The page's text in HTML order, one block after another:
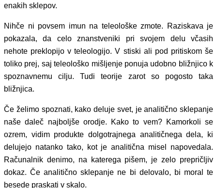
enakih sklepov.
Nihče ni povsem imun na teleološke zmote. Raziskava je
pokazala, da celo znanstveniki pri svojem delu včasih
nehote preklopijo v teleologijo. V stiski ali pod pritiskom še
toliko prej, saj teleološko mišljenje ponuja udobno bližnjico k
spoznavnemu cilju. Tudi teorije zarot so pogosto taka
bližnjica.
Če želimo spoznati, kako deluje svet, je analitično sklepanje
naše daleč najboljše orodje. Kako to vem? Kamorkoli se
ozrem, vidim produkte dolgotrajnega analitičnega dela, ki
delujejo natanko tako, kot je analitična misel napovedala.
Računalnik denimo, na katerega pišem, je zelo prepričljiv
dokaz. Če analitično sklepanje ne bi delovalo, bi moral te
besede praskati v skalo.